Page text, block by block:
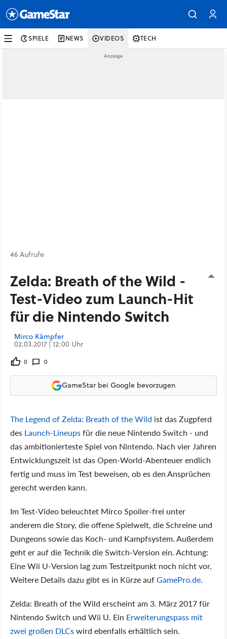
SPIELE NEWS VIDEOS TECH
46 Aufrufe
Zelda: Breath of the Wild -
Test-Video zum Launch-Hit
für die Nintendo Switch
Mirco Kämpfer
02.03.2017 | 12:00 Uhr
0 0
GameStar bei Google bevorzugen
The Legend of Zelda: Breath of the Wild ist das Zugpferd
des Launch-Lineupsfür die neue Nintendo Switch - und
das ambitionierteste Spiel von Nintendo. Nach vier Jahren
Entwicklungszeit ist das Open-World-Abenteuer endlich
fertig und muss im Test beweisen, ob es den Ansprüchen
gerecht werden kann.
Im Test-Video beleuchtet Mirco Spoiler-frei unter
anderem die Story, die offene Spielwelt, die Schreine und
Dungeons sowie das Koch- und Kampfsystem. Außerdem
geht er auf die Technik die Switch-Version ein. Achtung:
Eine Wii U-Version lag zum Testzeitpunkt noch nicht vor.
Weitere Details dazu gibt es in Kürze aufGamePro.de.
Zelda: Breath of the Wild erscheint am 3. März 2017 für
Nintendo Switch und Wii U. Ein Erweiterungspass mit
zwei großen DLCswird ebenfalls erhältlich sein.